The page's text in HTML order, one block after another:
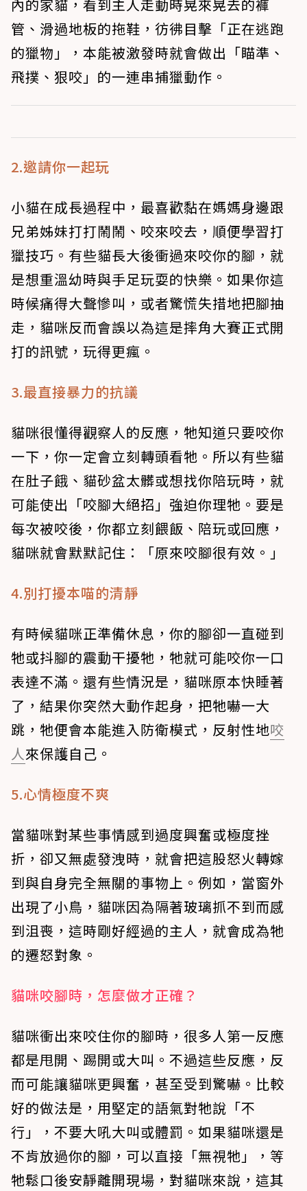
內的家貓，看到主人走動時晃來晃去的褲
管、滑過地板的拖鞋，彷彿目擊「正在逃跑
的獵物」，本能被激發時就會做出「瞄準、
飛撲、狠咬」的一連串捕獵動作。
2.邀請你一起玩
小貓在成長過程中，最喜歡黏在媽媽身邊跟
兄弟姊妹打打鬧鬧、咬來咬去，順便學習打
獵技巧。有些貓長大後衝過來咬你的腳，就
是想重溫幼時與手足玩耍的快樂。如果你這
時候痛得大聲慘叫，或者驚慌失措地把腳抽
走，貓咪反而會誤以為這是摔角大賽正式開
打的訊號，玩得更瘋。
3.最直接暴力的抗議
貓咪很懂得觀察人的反應，牠知道只要咬你
一下，你一定會立刻轉頭看牠。所以有些貓
在肚子餓、貓砂盆太髒或想找你陪玩時，就
可能使出「咬腳大絕招」強迫你理牠。要是
每次被咬後，你都立刻餵飯、陪玩或回應，
貓咪就會默默記住：「原來咬腳很有效。」
4.別打擾本喵的清靜
有時候貓咪正準備休息，你的腳卻一直碰到
牠或抖腳的震動干擾牠，牠就可能咬你一口
表達不滿。還有些情況是，貓咪原本快睡著
了，結果你突然大動作起身，把牠嚇一大
跳，牠便會本能進入防衛模式，反射性地咬
人來保護自己。
5.心情極度不爽
當貓咪對某些事情感到過度興奮或極度挫
折，卻又無處發洩時，就會把這股怒火轉嫁
到與自身完全無關的事物上。例如，當窗外
出現了小鳥，貓咪因為隔著玻璃抓不到而感
到沮喪，這時剛好經過的主人，就會成為牠
的遷怒對象。
貓咪咬腳時，怎麼做才正確？
貓咪衝出來咬住你的腳時，很多人第一反應
都是甩開、踢開或大叫。不過這些反應，反
而可能讓貓咪更興奮，甚至受到驚嚇。比較
好的做法是， 用堅定的語氣對牠說「不
行」，不要大吼大叫或體罰 。如果貓咪還是
不肯放過你的腳，可以直接「無視牠」，等
牠鬆口後安靜離開現場 ，對貓咪來說，這其